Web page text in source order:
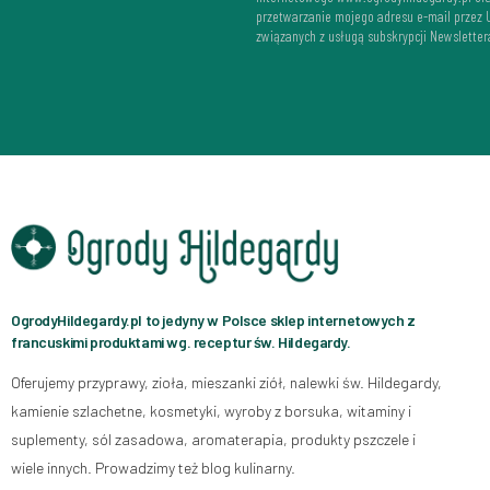
przetwarzanie mojego adresu e-mail przez
związanych z usługą subskrypcji
OgrodyHildegardy.pl to jedyny w Polsce sklep internetowych z
francuskimi produktami wg. receptur św. Hildegardy.
Oferujemy przyprawy, zioła, mieszanki ziół, nalewki św. Hildegardy,
kamienie szlachetne, kosmetyki, wyroby z borsuka, witaminy i
suplementy, sól zasadowa, aromaterapia, produkty pszczele i
wiele innych. Prowadzimy też blog kulinarny.